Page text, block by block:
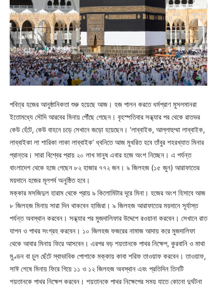
পবিত্র হজের আনুষ্ঠানিকতা শুরু হয়েছে আজ। হজ পালন করতে ধর্মপ্রাণ মুসলমানরা
ইতোমধ্যে সৌদি আরবের মিনায় পৌঁছে গেছেন। বৃহস্পতিবার সন্ধ্যার পর থেকে রাতভর
কেউ হেঁটে, কেউ বাহনে চড়ে সেখানে জড়ো হয়েছেন। ‘লাব্বাইক, আল্লাহুম্মা লাব্বাইক,
লাব্বাইকা লা শারিকা লাকা লাব্বাইক’ ধ্বনিতে আজ মুখরিত হবে তাঁবুর শহরখ্যাত মিনার
প্রান্তর। সারা বিশ্বের প্রায় ২০ লাখ মানুষ এবার হজে অংশ নিচ্ছেন। এ পর্যন্ত
বাংলাদেশ থেকে হজে গেছেন ৮২ হাজার ৭৭২ জন। ৯ জিলহজ (১৫ জুন) আরাফাতের
ময়দানে হজের মূলপর্ব অনুষ্ঠিত হবে।
মক্কার মসজিদুল হারাম থেকে প্রায় ৯ কিলোমিটার দূরে মিনা। হজের অংশ হিসাবে আজ
৮ জিলহজ মিনায় সারা দিন থাকবেন হাজিরা। ৯ জিলহজ আরাফাতের ময়দানে সূর্যাস্ত
পর্যন্ত অবস্থান করবেন। সন্ধ্যার পর মুজদালিফার উদ্দেশে রওয়ানা করবেন। সেখানে রাত
যাপন ও পাথর সংগ্রহ করবেন। ১০ জিলহজ ফজরের নামাজ আদায় করে মুজদালিফা
থেকে আবার মিনায় ফিরে আসবেন। এরপর বড় শয়তানকে পাথর নিক্ষেপ, কুরবানি ও মাথা
মুণ্ডন বা চুল ছেঁটে স্বাভাবিক পোশাকে মক্কায় কাবা শরিফ তাওয়াফ করবেন। তাওয়াফ,
সাঈ শেষে মিনায় ফিরে গিয়ে ১১ ও ১২ জিলহজ অবস্থান এবং প্রতিদিন তিনটি
শয়তানকে পাথর নিক্ষেপ করবেন। শয়তানকে পাথর নিক্ষেপের সময় যাতে কোনো দুর্ঘটনা